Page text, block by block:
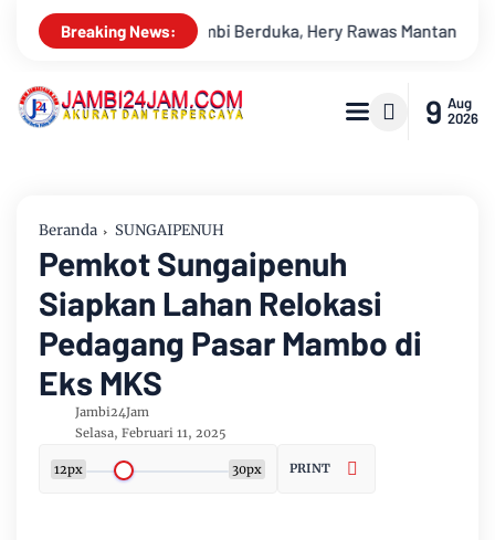
Breaking News:
Mantan Sekretaris PWI Jambi Tutup Usia Menapaki
9 Aug
2026
Beranda SUNGAIPENUH
Pemkot Sungaipenuh
Siapkan Lahan Relokasi
Pedagang Pasar Mambo di
Eks MKS
Jambi24Jam
Selasa, Februari 11, 2025
12px 30px PRINT